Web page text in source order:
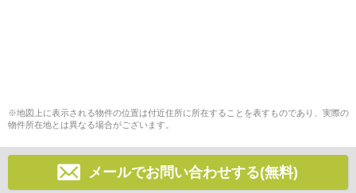
※地図上に表示される物件の位置は付近住所に所在することを表すものであり、実際の
物件所在地とは異なる場合がございます。
メールでお問い合わせする(無料)